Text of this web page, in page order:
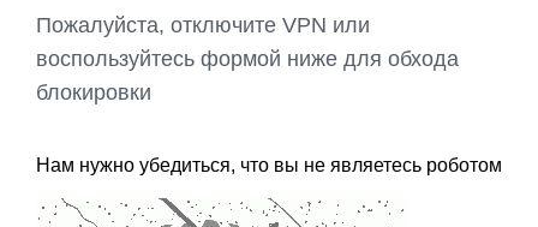
Пожалуйста, отключите VPN или
воспользуйтесь формой ниже для обхода
блокировки
Нам нужно убедиться, что вы не являетесь роботом